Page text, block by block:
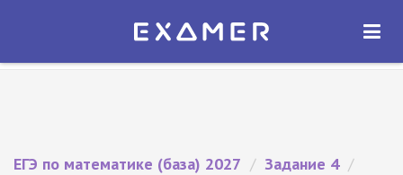
Экзамер — ЕГЭ 2027
ОТКРЫТЬ
ЕГЭ по математике (база) 2027 / Задание 4 /